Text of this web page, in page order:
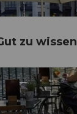
zu wissen